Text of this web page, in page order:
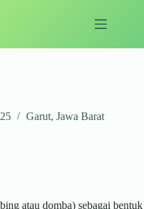
Garut, Jawa Barat
atau domba) sebagai bentuk